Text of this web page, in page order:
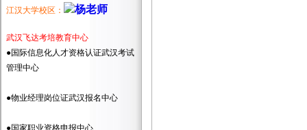
江汉大学校区：
武汉飞达考培教育中心
●国际信息化人才资格认证武汉考试
管理中心
●物业经理岗位证武汉报名中心
●国家职业资格申报中心